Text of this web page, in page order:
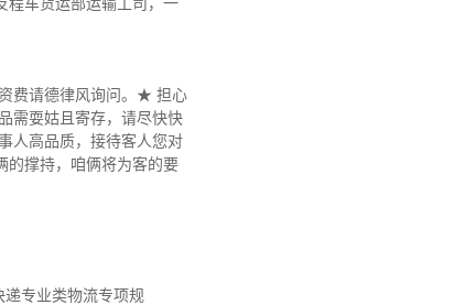
费请德律风询问。★ 担心
需耍姑且寄存，请尽快快
人高品质，接待客人您对
的撑持，咱俩将为客的要
专业类物流专项规